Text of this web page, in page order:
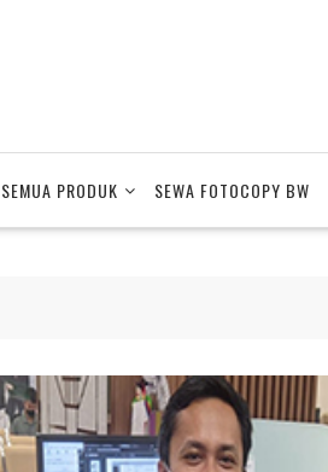
SEMUA PRODUK SEWA FOTOCOPY BW